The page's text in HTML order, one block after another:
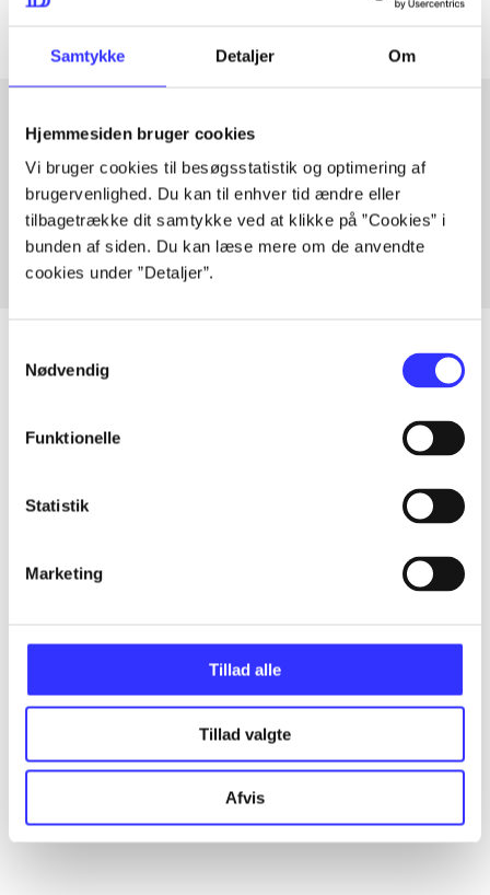
Samtykke Detaljer Om
Hjemmesiden bruger cookies
Vi bruger cookies til besøgsstatistik og optimering af
brugervenlighed. Du kan til enhver tid ændre eller
tilbagetrække dit samtykke ved at klikke på ”Cookies” i
bunden af siden. Du kan læse mere om de anvendte
cookies under ”Detaljer”.
Nødvendig
Funktionelle
Statistik
Marketing
Tillad alle
Tillad valgte
Afvis
Artikler med samme emner
Fra
Alle registrerede artikler fordelt på udgivelser
...
...
...